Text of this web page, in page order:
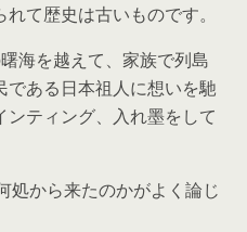
て歴史は古いものです。
海を越えて、家族で列島
ある日本祖人に想いを馳
ティング、入れ墨をして
処から来たのかがよく論じ